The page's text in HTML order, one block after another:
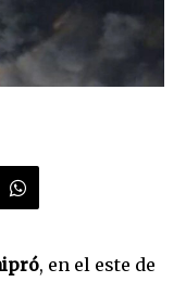
, en el este de